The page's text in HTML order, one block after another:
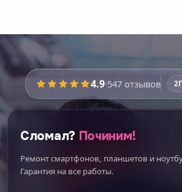
4.9·547 отзывов
Сломал? Починим!
Ремонт смартфонов, планшетов и
Гарантия на все работы.